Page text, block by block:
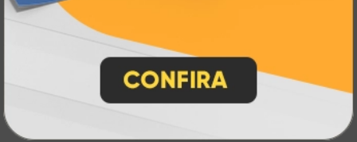
transformando o mercado gráfico
Nascemos digitais e seguimos
, investindo em
de ponta
para garantir a melhor experiência
produtos personalizados e impressão
online
agilidade,